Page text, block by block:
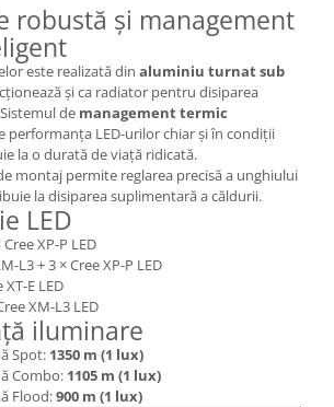
robustă și management
este realizată din aluminiu turnat sub
și ca radiator pentru disiparea
de management termic
performanța LED-urilor chiar și în condiții
la o durată de viață ridicată.
montaj permite reglarea precisă a unghiului
la disiparea suplimentară a căldurii.
LED
Cree XP-P LED
L3 + 3 × Cree XP-P LED
XT-E LED
XM-L3 LED
iluminare
Spot: 1350 m (1 lux)
Combo: 1105 m (1 lux)
Flood:900 m (1 lux)